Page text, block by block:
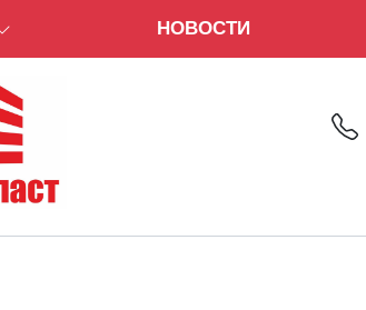
НОВОСТИ